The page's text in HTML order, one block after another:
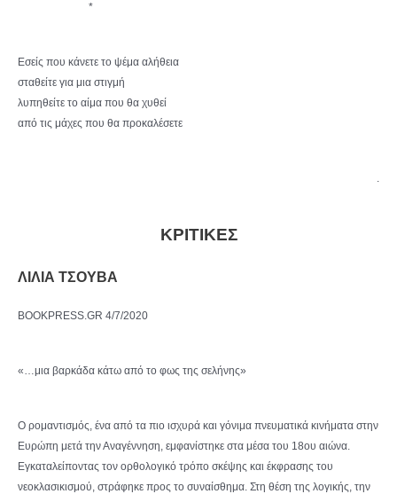
*
Εσείς που κάνετε το ψέμα αλήθεια
σταθείτε για μια στιγμή
λυπηθείτε το αίμα που θα χυθεί
από τις μάχες που θα προκαλέσετε
ΚΡΙΤΙΚΕΣ
ΛΙΛΙΑ ΤΣΟΥΒΑ
BOOKPRESS.GR 4/7/2020
«…μια βαρκάδα κάτω από το φως της σελήνης»
Ο ρομαντισμός, ένα από τα πιο ισχυρά και γόνιμα πνευματικά κινήματα στην
Ευρώπη μετά την Αναγέννηση, εμφανίστηκε στα μέσα του 18ου αιώνα.
Εγκαταλείποντας τον ορθολογικό τρόπο σκέψης και έκφρασης του
νεοκλασικισμού, στράφηκε προς το συναίσθημα. Στη θέση της λογικής, την